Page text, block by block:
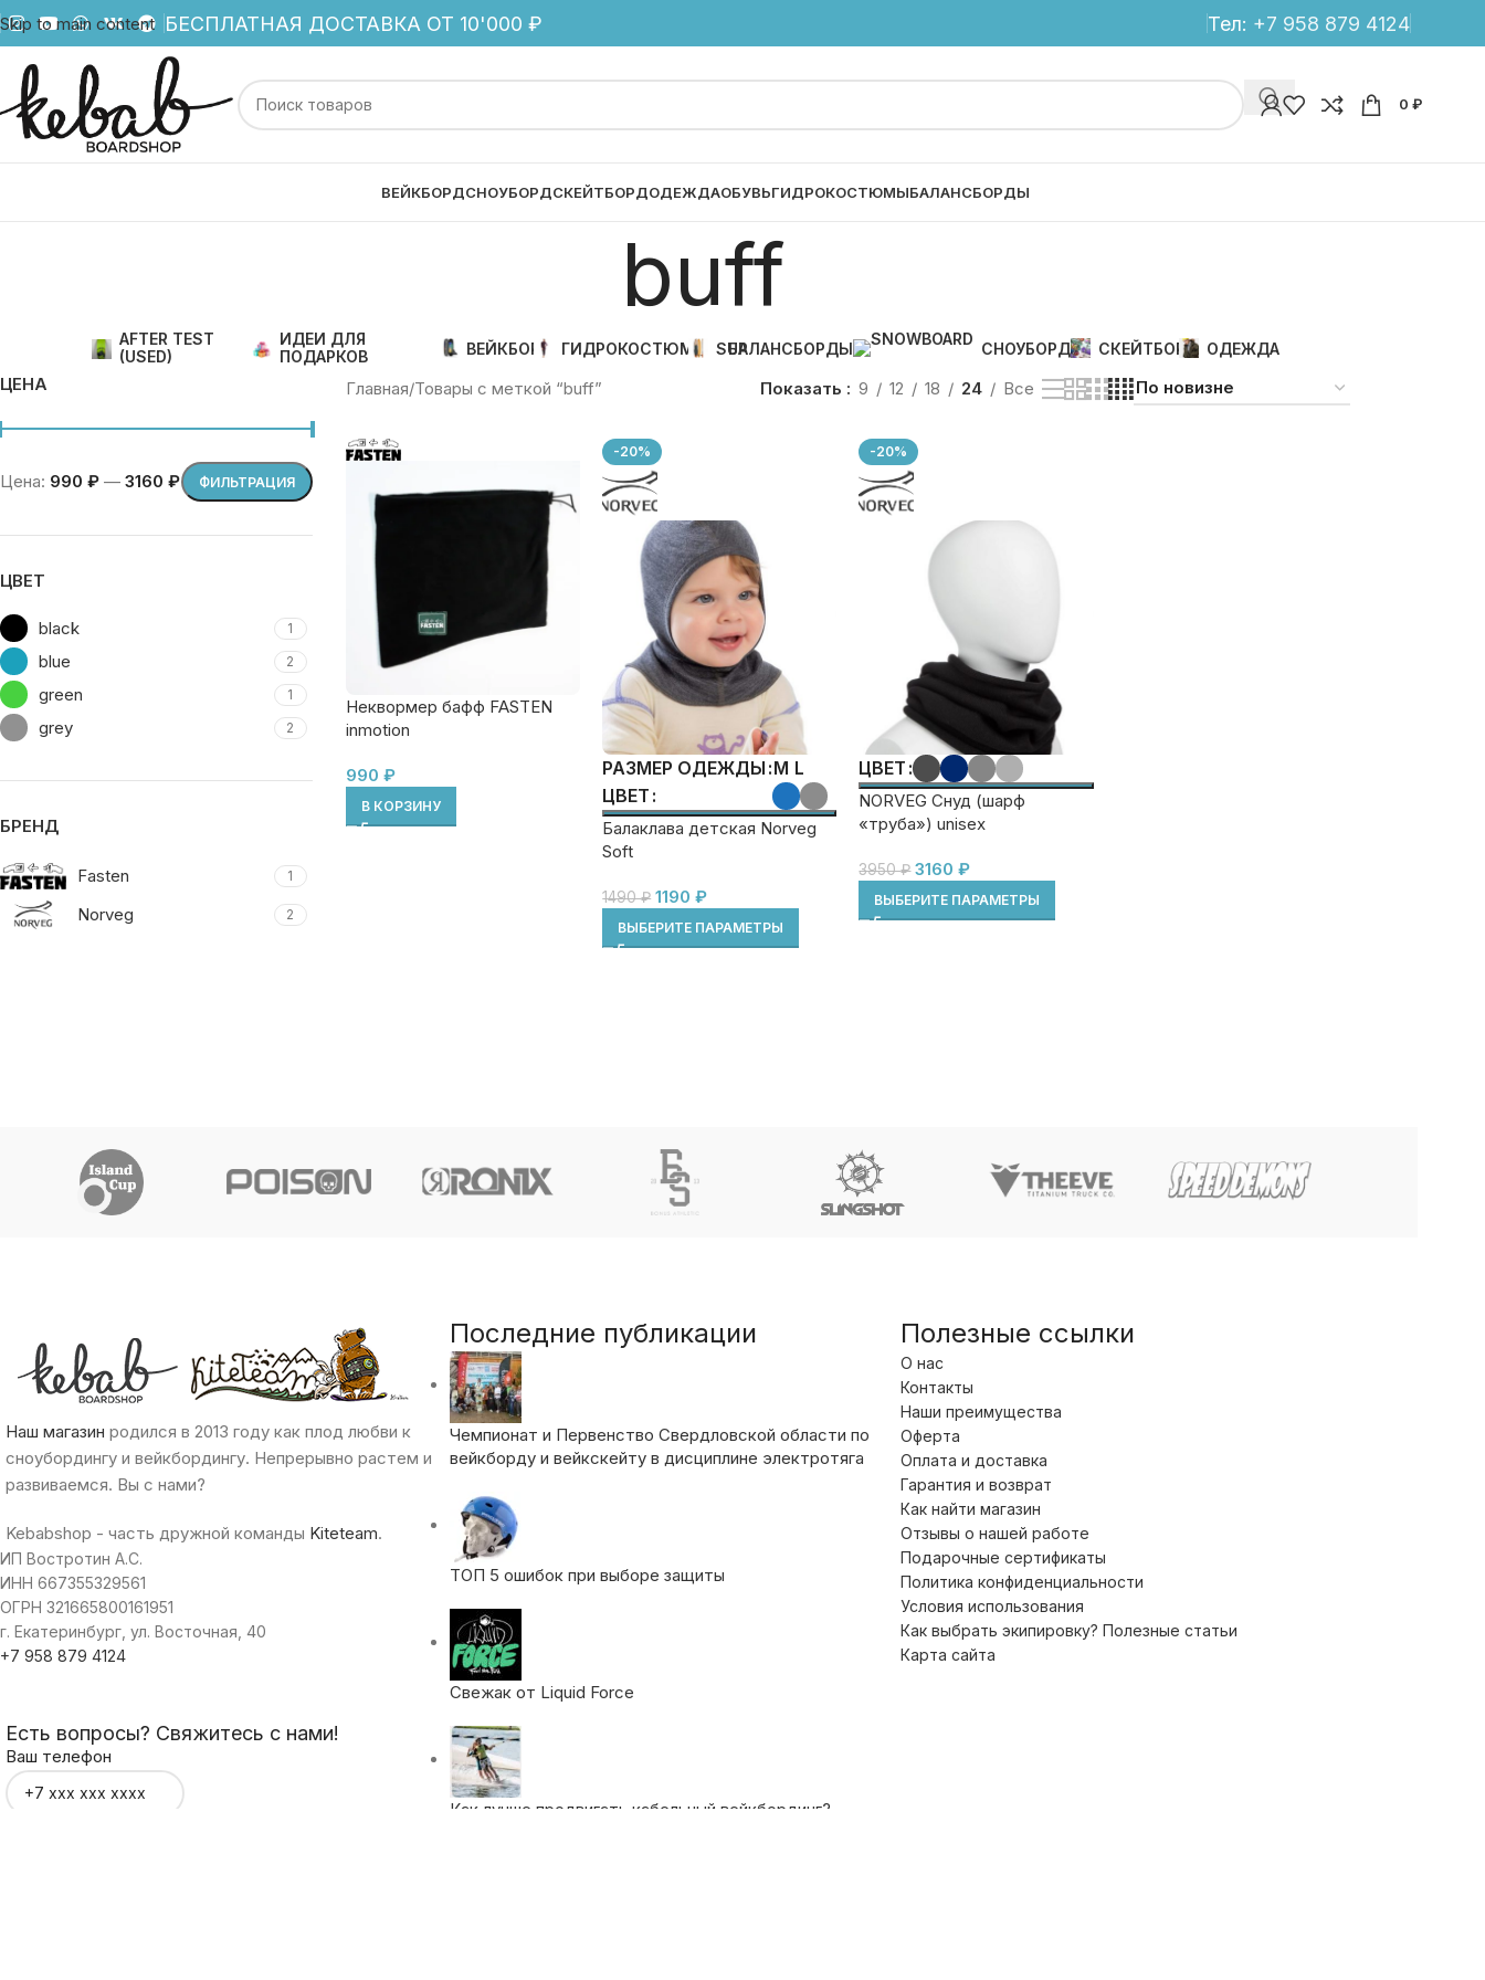
Skip to main content БЕСПЛАТНАЯ ДОСТАВКА ОТ 10'000 ₽ Тел: +7 958 879 4124
0 ₽
ВЕЙКБОРДСНОУБОРДСКЕЙТБОРДОДЕЖДАОБУВЬГИДРОКОСТЮМЫБАЛАНСБОРДЫ
buff
AFTER TEST
(USED)
ИДЕИ ДЛЯ
ПОДАРКОВ
ВЕЙКБОРД ГИДРОКОСТЮМЫ SUP
БАЛАНСБОРДЫ СНОУБОРД СКЕЙТБОРД ОДЕЖДА
ЦЕНА
ФИЛЬТРАЦИЯ
Цена: 990 ₽ — 3160 ₽
ЦВЕТ
black 1
blue 2
green 1
grey 2
БРЕНД
Fasten 1
Norveg 2
Главная Товары с меткой “buff” Показать 9 12 18 24 Все
Неквормер бафф FASTEN
inmotion
990 ₽
В КОРЗИНУ
-20%
РАЗМЕР ОДЕЖДЫ M L
ЦВЕТ
Балаклава детская Norveg
Soft
1490₽ 1190₽
ВЫБЕРИТЕ ПАРАМЕТРЫ
-20%
ЦВЕТ
NORVEG Снуд (шарф
«труба») unisex
3950₽ 3160₽
ВЫБЕРИТЕ ПАРАМЕТРЫ
Наш магазин родился в 2013 году как плод любви к
сноубордингу и вейкбордингу. Непрерывно растем и
развиваемся. Вы с нами?
Kebabshop - часть дружной команды Kiteteam.
ИП Востротин А.С.
ИНН 667355329561
ОГРН 321665800161951
г. Екатеринбург, ул. Восточная, 40
+7 958 879 4124
Есть вопросы? Свяжитесь с нами!
Ваш телефон
Последние публикации
Чемпионат и Первенство Свердловской области по
вейкборду и вейкскейту в дисциплине электротяга
ТОП 5 ошибок при выборе защиты
Свежак от Liquid Force
Как лучше продвигать кабельный вейкбординг?
Полезные ссылки
О нас
Контакты
Наши преимущества
Оферта
Оплата и доставка
Гарантия и возврат
Как найти магазин
Отзывы о нашей работе
Подарочные сертификаты
Политика конфиденциальности
Условия использования
Как выбрать экипировку? Полезные статьи
Карта сайта